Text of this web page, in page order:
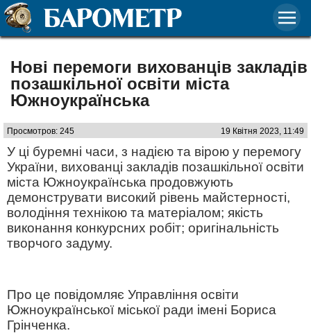
Нові перемоги вихованців закладів
позашкільної освіти міста
Южноукраїнська
Просмотров: 245 19 Квітня 2023, 11:49
У ці буремні часи, з надією та вірою у перемогу
України, вихованці закладів позашкільної освіти
міста Южноукраїнська продовжують
демонструвати високий рівень майстерності,
володіння технікою та матеріалом; якість
виконання конкурсних робіт; оригінальність
творчого задуму.
Про це повідомляє Управління освіти
Южноукраїнської міської ради імені Бориса
Грінченка.